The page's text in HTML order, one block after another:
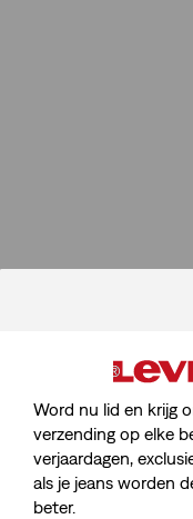
Word nu lid en krijg
verzending op elke
verjaardagen,
als je jeans worden
beter.